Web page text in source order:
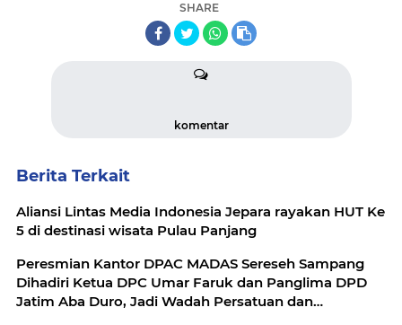
SHARE
komentar
Berita Terkait
Aliansi Lintas Media Indonesia Jepara rayakan HUT Ke
5 di destinasi wisata Pulau Panjang
Peresmian Kantor DPAC MADAS Sereseh Sampang
Dihadiri Ketua DPC Umar Faruk dan Panglima DPD
Jatim Aba Duro, Jadi Wadah Persatuan dan